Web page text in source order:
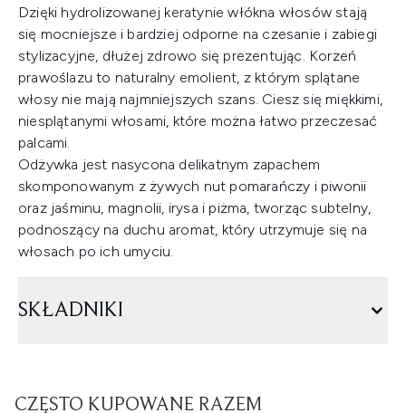
Dzięki hydrolizowanej keratynie włókna włosów stają
się mocniejsze i bardziej odporne na czesanie i zabiegi
stylizacyjne, dłużej zdrowo się prezentując. Korzeń
prawoślazu to naturalny emolient, z którym splątane
włosy nie mają najmniejszych szans. Ciesz się miękkimi,
niesplątanymi włosami, które można łatwo przeczesać
palcami.
Odżywka jest nasycona delikatnym zapachem
skomponowanym z żywych nut pomarańczy i piwonii
oraz jaśminu, magnolii, irysa i piżma, tworząc subtelny,
podnoszący na duchu aromat, który utrzymuje się na
włosach po ich umyciu.
SKŁADNIKI
CZĘSTO KUPOWANE RAZEM